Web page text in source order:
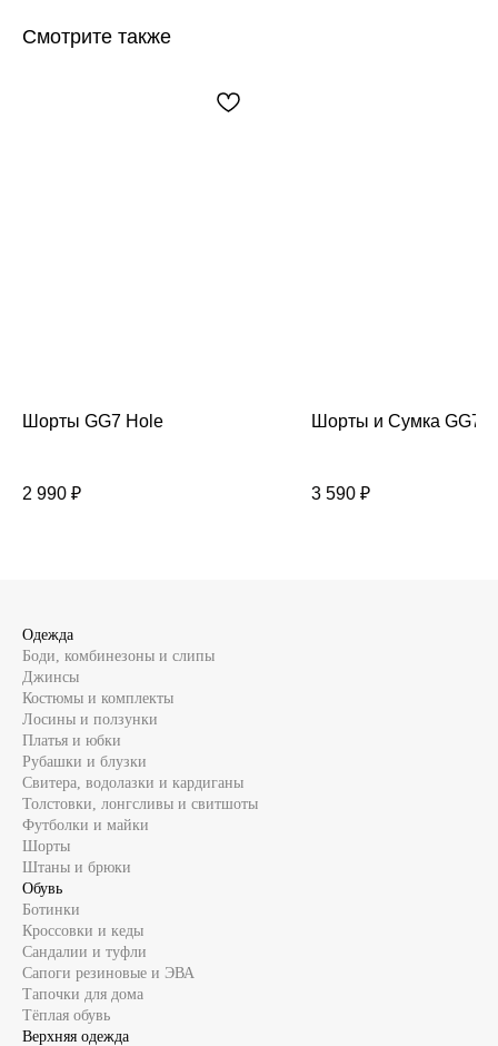
Смотрите также
Шорты GG7 Hole
2 990 ₽
Шорты и Сумка GG7
3 590 ₽
Одежда
Боди, комбинезоны и слипы
Джинсы
Костюмы и комплекты
Лосины и ползунки
Платья и юбки
Рубашки и блузки
Свитера, водолазки и кардиганы
Толстовки, лонгсливы и свитшоты
Футболки и майки
Шорты
Штаны и брюки
Обувь
Ботинки
Кроссовки и кеды
Сандалии и туфли
Сапоги резиновые и ЭВА
Тапочки для дома
Тёплая обувь
Верхняя одежда